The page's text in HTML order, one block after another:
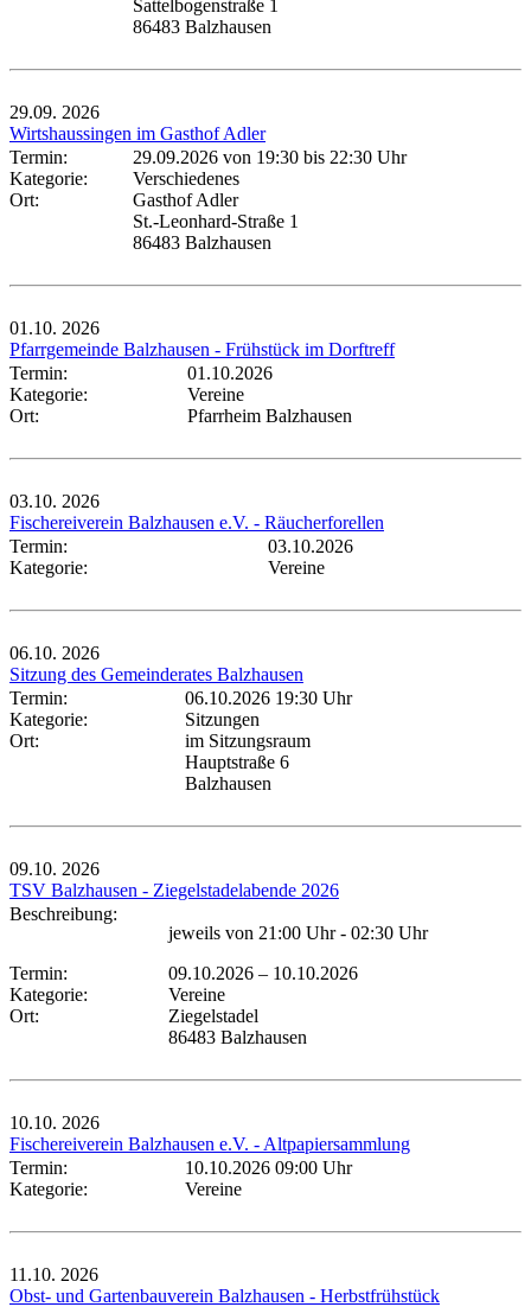
Sattelbogenstraße 1
86483 Balzhausen
29.09. 2026
Wirtshaussingen im Gasthof Adler
Termin:
29.09.2026 von 19:30 bis 22:30 Uhr
Kategorie:
Verschiedenes
Ort:
Gasthof Adler
St.-Leonhard-Straße 1
86483 Balzhausen
01.10. 2026
Pfarrgemeinde Balzhausen - Frühstück im Dorftreff
Termin:
01.10.2026
Kategorie:
Vereine
Ort:
Pfarrheim Balzhausen
03.10. 2026
Fischereiverein Balzhausen e.V. - Räucherforellen
Termin:
03.10.2026
Kategorie:
Vereine
06.10. 2026
Sitzung des Gemeinderates Balzhausen
Termin:
06.10.2026 19:30 Uhr
Kategorie:
Sitzungen
Ort:
im Sitzungsraum
Hauptstraße 6
Balzhausen
09.10. 2026
TSV Balzhausen - Ziegelstadelabende 2026
Beschreibung:
jeweils von 21:00 Uhr - 02:30 Uhr
Termin:
09.10.2026 – 10.10.2026
Kategorie:
Vereine
Ort:
Ziegelstadel
86483 Balzhausen
10.10. 2026
Fischereiverein Balzhausen e.V. - Altpapiersammlung
Termin:
10.10.2026 09:00 Uhr
Kategorie:
Vereine
11.10. 2026
Obst- und Gartenbauverein Balzhausen - Herbstfrühstück